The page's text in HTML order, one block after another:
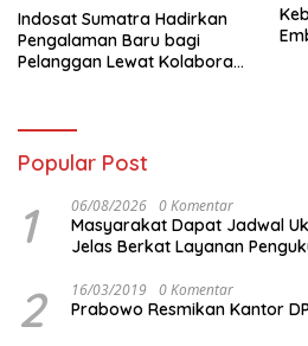
Indosat Sumatra Hadirkan
Pengalaman Baru bagi
Pelanggan Lewat Kolaborasi
Popular Post
1 06/08/2026 0 Komentar
Masyarakat Dapat Jadwal
Jelas Berkat Layanan
2 16/03/2019 0 Komentar
Prabowo Resmikan Kantor